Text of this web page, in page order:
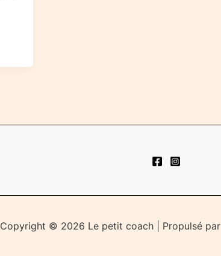
Copyright © 2026 Le petit coach | Propulsé par